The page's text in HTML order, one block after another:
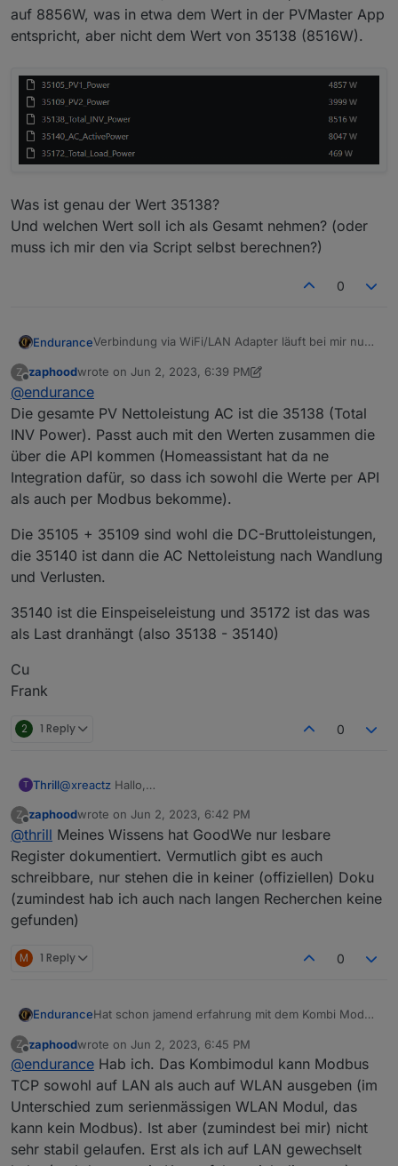
Unter Allgemeine Einstellungen werden die
Mit Aliases sind die definierten Register Ranges
gemeint wie z.B. coils, 1-10000, discrete inputs,
10001-30000 ,input register 30001-40000,
holding register 40000-65535. Dieser müssen
deaktivert werden, da wir nicht mit diesen
auf 8856W, was in etwa dem Wert in der PVMaster App
entspricht, aber nicht dem Wert von 35138 (8516W).
Was ist genau der Wert 35138?
Und welchen Wert soll ich als Gesamt nehmen? (oder
muss ich mir den via Script selbst berechnen?)
0
EnduranceVerbindung via WiFi/LAN Adapter läuft bei mir nun
Werten.
Welcher ist der aktuelle Wert der Leistung der PV?
Wenn ich den folgenden Screenshot nehme, String
1 und 2 (35105 + 35109) zusammenrechne, komme
ich auf 8856W, was in etwa dem Wert in der
PVMaster App entspricht, aber nicht dem Wert von
35138 (8516W).
Was ist genau der Wert 35138?
(oder muss ich mir den via Script selbst
berechnen?)
Z
Offline
zaphoodwrote on Jun 2, 2023, 6:39 PM
last edited by zaphood Jun 2, 2023, 8:41 PM
@endurance
Die gesamte PV Nettoleistung AC ist die 35138 (Total
INV Power). Passt auch mit den Werten zusammen die
über die API kommen (Homeassistant hat da ne
Integration dafür, so dass ich sowohl die Werte per API
als auch per Modbus bekomme).
Die 35105 + 35109 sind wohl die DC-Bruttoleistungen,
die 35140 ist dann die AC Nettoleistung nach Wandlung
und Verlusten.
35140 ist die Einspeiseleistung und 35172 ist das was
als Last dranhängt (also 35138 - 35140)
Cu
Frank
2 1 Reply 0
T Thrill@xreactz Hallo,
Modbus beschäftigst, hast du evtl. eine Lösung:
Ich komme über RS485 und RTU an alle Werte die ich
benötige.
Mit der Modbus Read Only Adress Liste ist das ja kein
Problem.
Jetzt geht es mir aber darum auch Werte zu schreiben.
Gibt es auch eine Liste mit Adressen die man "schreiben"
Ich will im Batteriemanagement den DOD (Depth of
Z
Offline
zaphoodwrote on Jun 2, 2023, 6:42 PM
last edited by
@thrill Meines Wissens hat GoodWe nur lesbare
Register dokumentiert. Vermutlich gibt es auch
schreibbare, nur stehen die in keiner (offiziellen) Doku
(zumindest hab ich auch nach langen Recherchen keine
gefunden)
M 1 Reply 0
EnduranceHat schon jamend erfahrung mit dem Kombi Modul
Oder funktioniert wirklich nur das reine LAN
Modul?
EDIT:
Hab gerade noch das hier gefunden:
https://community.goodwe.com/resources/goodwe
/2021-12-14558424.pdf
Z
Offline
zaphoodwrote on Jun 2, 2023, 6:45 PM
last edited by
@endurance Hab ich. Das Kombimodul kann Modbus
TCP sowohl auf LAN als auch auf WLAN ausgeben (im
Unterschied zum serienmässigen WLAN Modul, das
kann kein Modbus). Ist aber (zumindest bei mir) nicht
sehr stabil gelaufen. Erst als ich auf LAN gewechselt